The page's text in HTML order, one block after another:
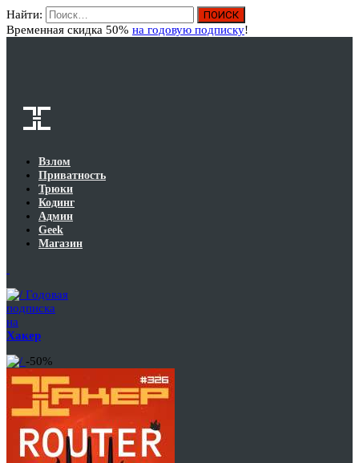
Найти:
Временная скидка 50% на годовую подписку!
Взлом
Приватность
Трюки
Кодинг
Админ
Geek
Магазин
Годовая
подписка
на
Хакер
-50%